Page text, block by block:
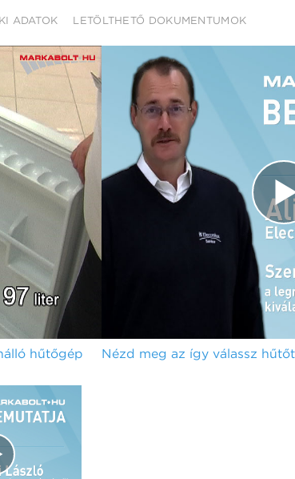
ADATOK LETÖLTHETŐ DOKUMENTUMOK
hűtőgép
Nézd meg az így válassz